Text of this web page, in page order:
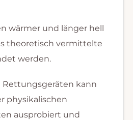
wärmer und länger hell
theoretisch vermittelte
werden.
kann
physikalischen
ausprobiert und